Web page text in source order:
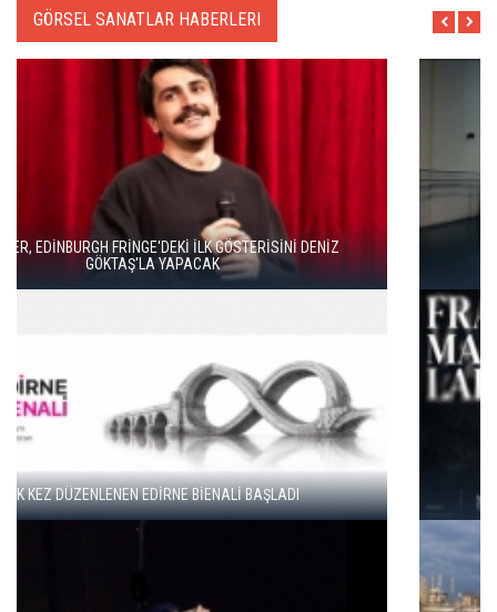
GÖRSEL SANATLAR HABERLERI
DUENDE TİYATRO’DAN BAHAR HAREKETİ
GENÇ SANATÇILAR İÇİN “FRAGMANLAR” BAŞVURULARI
BAŞLADI